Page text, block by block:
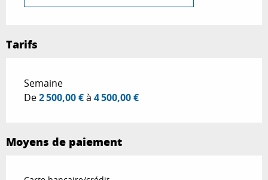
Tarifs
Tarifs 2026
Semaine
De2 500,00 €à 4 500,00 €
Moyens de paiement